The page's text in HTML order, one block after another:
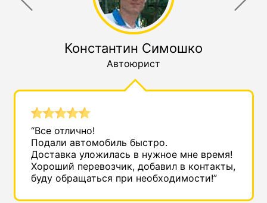
Константин Симошко
Автоюрист
“Все отлично!
Подали автомобиль быстро.
Доставка уложилась в нужное мне время!
Хороший перевозчик, добавил в контакты,
буду обращаться при необходимости!”